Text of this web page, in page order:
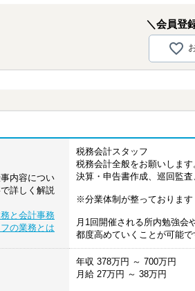
＼会員登
内容につい
詳しく解説
と会計事務
の業務とは
税務会計スタッフ
税務会計全般をお願いします
決算・申告書作成、巡回監
※分業体制が整っております
月1回開催される所内勉強会
都度高めていくことが可能で
年収 378万円 ～ 700万円
月給 27万円 ～ 38万円